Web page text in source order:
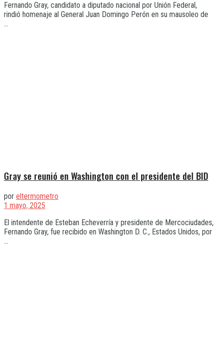
Fernando Gray, candidato a diputado nacional por Unión Federal,
rindió homenaje al General Juan Domingo Perón en su mausoleo de
...
Gray se reunió en Washington con el presidente del BID
por eltermometro
1 mayo, 2025
El intendente de Esteban Echeverría y presidente de Mercociudades,
Fernando Gray, fue recibido en Washington D. C., Estados Unidos, por
...